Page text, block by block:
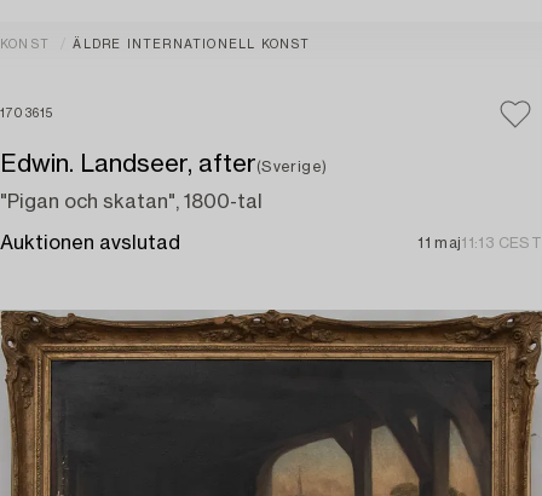
KONST ÄLDRE INTERNATIONELL KONST
1703615
Edwin. Landseer, after(Sverige)
"Pigan och skatan", 1800-tal
Auktionen avslutad 11 maj11:13 CEST